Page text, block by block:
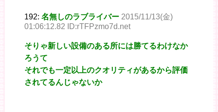
192: 名無しのラブライバー 2015/11/13(金)
01:06:12.82 ID:rTFPzmo7d.net
そりゃ新しい設備のある所には勝てるわけなか
ろうて
それでも一定以上のクオリティがあるから評価
されてるんじゃないか